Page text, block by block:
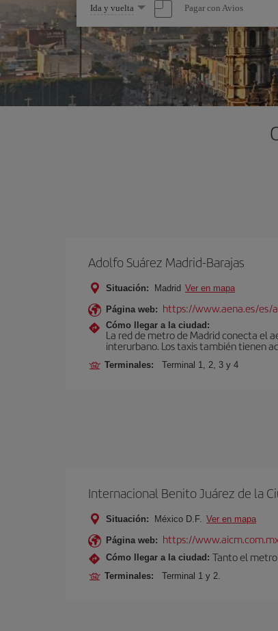
Seleccione
una
opción
Ida y vuelta Pagar con Avios
Adolfo Suárez Madrid-Barajas
Situación: Madrid Ver en mapa
Página web: https://www.aena.es/es/
Cómo llegar a la ciudad:
La red de metro de Madrid conecta el
interurbano. Los taxis también tienen
Terminales: Terminal 1, 2, 3 y 4
Internacional Benito Juárez de la
Situación: México D.F. Ver en mapa
Página web: https://
Cómo llegar a la ciudad: Tanto el
Terminales: Terminal 1 y 2.